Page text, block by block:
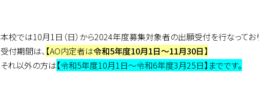
本校では10月1日（日）から2024年度募集対象者の出願受付を行なってお
受付期間は、 【AO内定者は令和5年度10月1日～11月30日】
それ以外の方は【令和5年度10月1日～令和6年度3月25日】までです。